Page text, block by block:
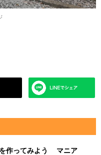
作ってみよう マニア